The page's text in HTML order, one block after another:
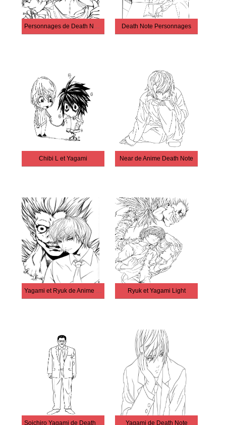
Personnages de Death Note Death Note Personnages
Chibi L et Yagami Near de Anime Death Note
Yagami et Ryuk de Anime Death Note Ryuk et Yagami Light
Soichiro Yagami de Death Note Yagami de Death Note